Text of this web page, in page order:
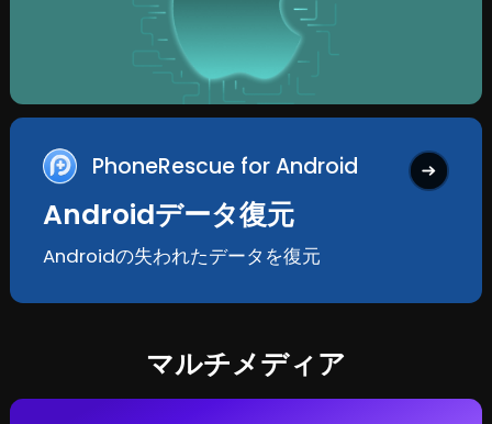
PhoneRescue for Android
Androidデータ復元
Androidの失われたデータを復元
マルチメディア